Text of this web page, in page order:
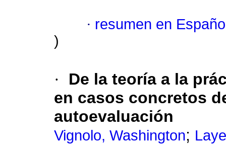
· resumen en
)
·
De la teoría a la
en casos concretos
autoevaluación
Vignolo, Washington;